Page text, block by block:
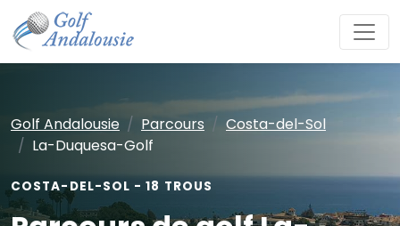
Golf Andalousie Parcours
Costa-del-Sol
La-Duquesa-Golf
COSTA-DEL-SOL - 18 TROUS